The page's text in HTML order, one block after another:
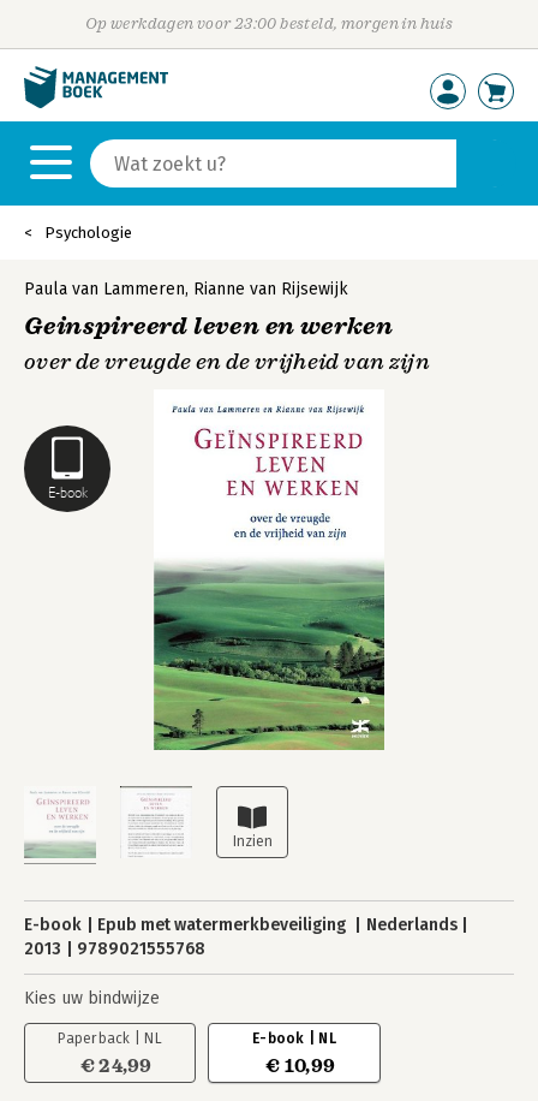
Op werkdagen voor 23:00 besteld, morgen in huis
Psychologie
E-book
Paula van Lammeren, Rianne van Rijsewijk
Geinspireerd leven en werken
over de vreugde en de vrijheid van zijn
E-book Epub met watermerkbeveiliging
Nederlands
2013
9789021555768
Kies uw bindwijze
Paperback | NL
€ 24,99
E-book | NL
€ 10,99